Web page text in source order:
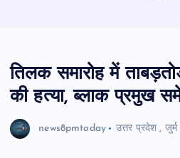
तिलक समारोह में
की हत्या, ब्लाक प्रमुख
news8pmtoday उत्तर प्रदेश , जुर्म